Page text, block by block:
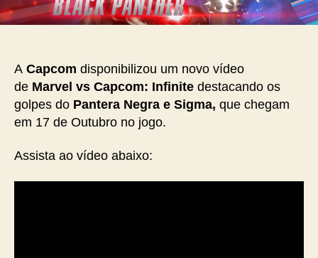
A Capcom disponibilizou um novo vídeo
de Marvel vs Capcom: Infinite destacando os
golpes do Pantera Negra e Sigma, que chegam
em 17 de Outubro no jogo.
Assista ao vídeo abaixo: